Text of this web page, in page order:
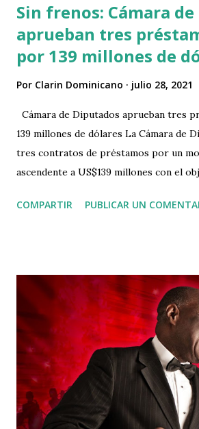
Sin frenos: Cámara
aprueban tres
por 139 millones de
Por Clarin Dominicano julio 28, 2021
Cámara de Diputados aprueban tres
139 millones de dólares La Cámara de
tres contratos de préstamos por un
ascendente a US$139 millones con el
del transporte de la Línea 1 del Metro
hasta US$39 millones para la
de Eficacia Energética de la República
iniciativa fue aprobada con 89 votos a
18 diputados se abstuvieron. El pleno de
aprobó liberar de lectura el contrato a
proceder a leer el informe favorable de
Permanente de Hacienda, que preside
perremeísta José Francisco (Bertico)
COMPARTIR PUBLICAR UN